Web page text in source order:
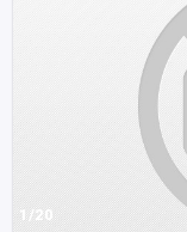
1/20